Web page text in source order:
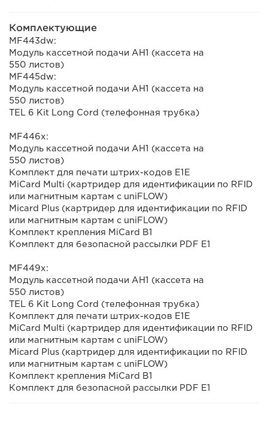
Комплектующие
MF443dw:
Модуль кассетной подачи AH1 (кассета на
550 листов)
MF445dw:
Модуль кассетной подачи AH1 (кассета на
550 листов)
TEL 6 Kit Long Cord (телефонная трубка)
MF446x:
Модуль кассетной подачи AH1 (кассета на
550 листов)
Комплект для печати штрих-кодов E1E
MiCard Multi (картридер для идентификации по RFID
или магнитным картам с uniFLOW)
Micard Plus (картридер для идентификации по RFID
или магнитным картам с uniFLOW)
Комплект крепления MiCard B1
Комплект для безопасной рассылки PDF E1
MF449x:
Модуль кассетной подачи AH1 (кассета на
550 листов)
TEL 6 Kit Long Cord (телефонная трубка)
Комплект для печати штрих-кодов E1E
MiCard Multi (картридер для идентификации по RFID
или магнитным картам с uniFLOW)
Micard Plus (картридер для идентификации по RFID
или магнитным картам с uniFLOW)
Комплект крепления MiCard B1
Комплект для безопасной рассылки PDF E1